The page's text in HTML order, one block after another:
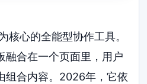
核心的全能型协作工具。
融合在一个页面里，用户
组合内容。2026年，它依